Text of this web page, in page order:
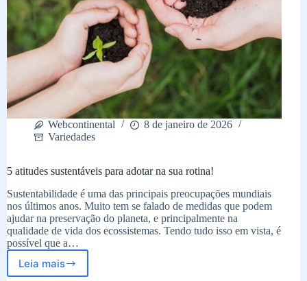
Webcontinental
8 de janeiro de 2026
Variedades
5 atitudes sustentáveis para adotar na sua rotina!
Sustentabilidade é uma das principais preocupações mundiais
nos últimos anos. Muito tem se falado de medidas que podem
ajudar na preservação do planeta, e principalmente na
qualidade de vida dos ecossistemas. Tendo tudo isso em vista, é
possível que a…
Leia mais
5